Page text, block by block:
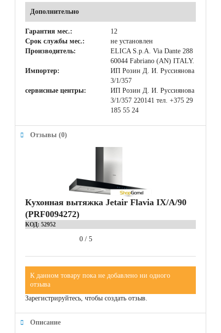
Дополнительно
Гарантия мес.:
12
Срок службы мес.:
не установлен
Производитель:
ELICA S.p.A. Via Dante 288
60044 Fabriano (AN) ITALY.
Импортер:
ИП Розин Д. И. Руссиянова
3/1/357
сервисные центры:
ИП Розин Д. И. Руссиянова
3/1/357 220141 тел. +375 29
185 55 24
Отзывы (0)
Кухонная вытяжка Jetair Flavia IX/A/90
(PRF0094272)
КОД: 52952
0 / 5
К данном товару пока не добавлено ни одного
отзыва
Зарегистрируйтесь, чтобы создать отзыв.
Описание